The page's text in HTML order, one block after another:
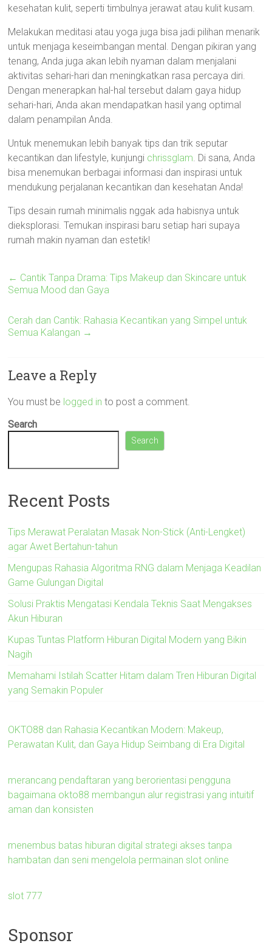
kesehatan kulit, seperti timbulnya jerawat atau kulit kusam.
Melakukan meditasi atau yoga juga bisa jadi pilihan menarik
untuk menjaga keseimbangan mental. Dengan pikiran yang
tenang, Anda juga akan lebih nyaman dalam menjalani
aktivitas sehari-hari dan meningkatkan rasa percaya diri.
Dengan menerapkan hal-hal tersebut dalam gaya hidup
sehari-hari, Anda akan mendapatkan hasil yang optimal
dalam penampilan Anda.
Untuk menemukan lebih banyak tips dan trik seputar
kecantikan dan lifestyle, kunjungi chrissglam. Di sana, Anda
bisa menemukan berbagai informasi dan inspirasi untuk
mendukung perjalanan kecantikan dan kesehatan Anda!
Tips desain rumah minimalis nggak ada habisnya untuk
dieksplorasi. Temukan inspirasi baru setiap hari supaya
rumah makin nyaman dan estetik!
← Cantik Tanpa Drama: Tips Makeup dan Skincare untuk
Semua Mood dan Gaya
Cerah dan Cantik: Rahasia Kecantikan yang Simpel untuk
Semua Kalangan →
Leave a Reply
You must be logged in to post a comment.
Search
Search
Recent Posts
Tips Merawat Peralatan Masak Non-Stick (Anti-Lengket)
agar Awet Bertahun-tahun
Mengupas Rahasia Algoritma RNG dalam Menjaga Keadilan
Game Gulungan Digital
Solusi Praktis Mengatasi Kendala Teknis Saat Mengakses
Akun Hiburan
Kupas Tuntas Platform Hiburan Digital Modern yang Bikin
Nagih
Memahami Istilah Scatter Hitam dalam Tren Hiburan Digital
yang Semakin Populer
OKTO88 dan Rahasia Kecantikan Modern: Makeup,
Perawatan Kulit, dan Gaya Hidup Seimbang di Era Digital
merancang pendaftaran yang berorientasi pengguna
bagaimana okto88 membangun alur registrasi yang intuitif
aman dan konsisten
menembus batas hiburan digital strategi akses tanpa
hambatan dan seni mengelola permainan slot online
slot 777
Sponsor